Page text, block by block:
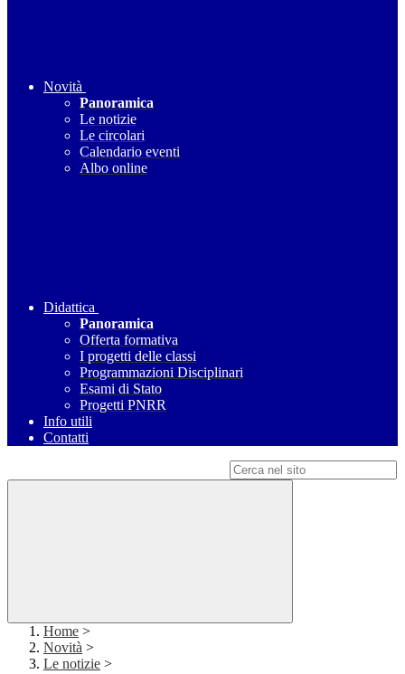
Novità
Panoramica
Le notizie
Le circolari
Calendario eventi
Albo online
Didattica
Panoramica
Offerta formativa
I progetti delle classi
Programmazioni Disciplinari
Esami di Stato
Progetti PNRR
Info utili
Contatti
Home >
Novità >
Le notizie >